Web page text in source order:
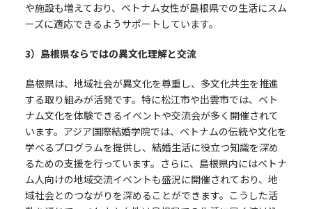
や施設も増えており、ベトナム女性が島根県での生活にスム
ーズに適応できるようサポートしています。
3）島根県ならではの異文化理解と交流
島根県は、地域社会が異文化を尊重し、多文化共生を推進
する取り組みが活発です。特に松江市や出雲市では、ベト
ナム文化を体験できるイベントや交流会が多く開催されて
います。アジア国際結婚学院では、ベトナムの伝統や文化を
学べるプログラムを提供し、結婚生活に役立つ知識を深め
るための支援を行っています。さらに、島根県内にはベトナ
ム人向けの地域交流イベントも盛況に開催されており、地
域社会とのつながりを深めることができます。こうした活